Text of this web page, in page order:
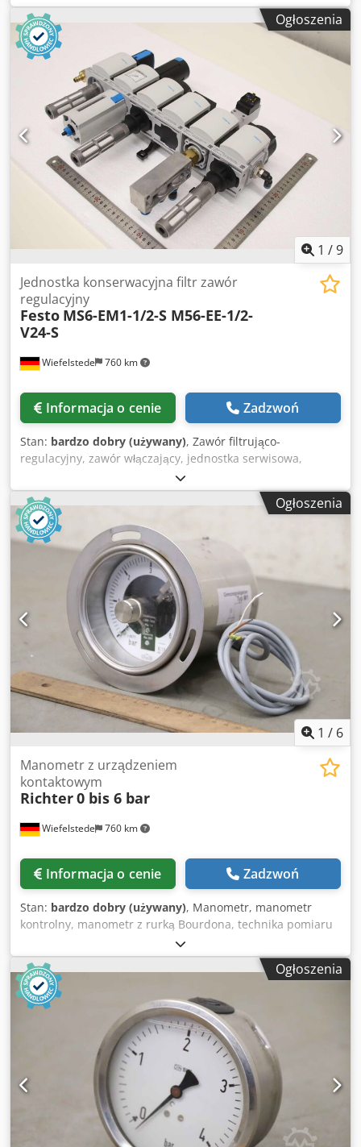
sprężarki powietrza - Producent: Jorc, separator oleju i
wody - Typ: AIRGROUP-SEP 30 - Wymiary: 970/440/H900
mm - Waga: 56 kg Dcodpfxsxz Avnj Abljk
Ogłoszenia
1 /9
Wiefelstede 760 km
Jednostka konserwacyjna filtr zawór
regulacyjny
Festo MS6-EM1-1/2-S M56-EE-1/2-
V24-S
Informacja o cenie Zadzwoń
Stan: bardzo dobry (używany), Zawór filtrująco-
regulacyjny, zawór włączający, jednostka serwisowa,
separator wody, miska filtra, filtr pneumatyczny, regulator
filtra, kombinacja urządzeń serwisowych, zawór filtrująco-
regulacyjny -Producent: Festo, jednostka serwisowa z
zaworem filtrująco-regulacyjnym Dcedpfx Absx Rx S Tolok -
Zawory włączające: MS6-EM1-1/2-S M56-EE-1/2-V24-S -
Zawór filtrująco-regulacyjny: M56-LFR-1/2-D6-C-R-V-AS -
Moduły odgałęźne: M56-FRM-1/2-Y -Zawór narastania
ciśnienia: M56-DL-1/2 -Komponenty pojedyncze: patrz
zdjęcia -Cena/odbiór: komplet -Wymiary całkowite:
440/340/H110 mm -Waga: 5,3 kg
Ogłoszenia
1 / 6
Wiefelstede 760 km
Manometr z urządzeniem
kontaktowym
Richter0 bis 6 bar
Informacja o cenie Zadzwoń
Stan: bardzo dobry (używany), Manometr, manometr
kontrolny, manometr z rurką Bourdona, technika pomiaru
ciśnienia i temperatury, manometr kontaktowy -Producent:
Richter, manometr Manometr z wyłącznikiem krańcowym -
typ: 0 do 6 bar -Wyłącznik krańcowy: Typ M1 -dopasowanie:
patrz zdjęcia -Wymiar: 170/135/H135 mm Dcedpfx
Asiraxueblok -Waga: 2,1 kg
Ogłoszenia